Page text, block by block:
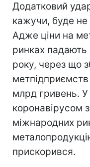
Додатковий
кажучи, буде
Адже ціни на
ринках падають
року, через що
млрд гривень. У
коронавірусом
міжнародних
прискорився.